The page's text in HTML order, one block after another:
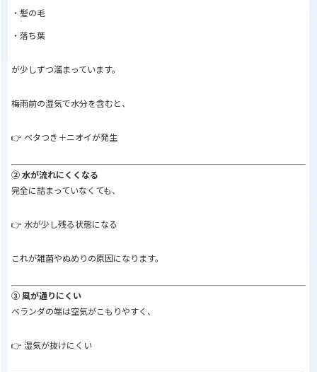
・髪の毛
・落ち葉
が少しずつ溜まっています。
梅雨前の湿気で水分を含むと、
👉 ベタつき＋ニオイが発生
② 水が流れにくくなる
完全に詰まっていなくても、
👉 水が少し残る状態になる
これが雑菌やぬめりの原因になります。
③ 風が通りにくい
ベランダの端は空気がこもりやすく、
👉 湿気が抜けにくい